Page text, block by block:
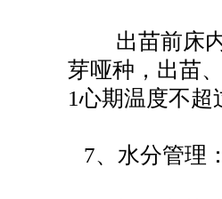
出苗前床内
芽哑种，出苗
1心期温度不
7、水分管理